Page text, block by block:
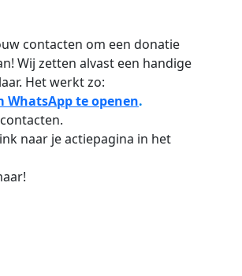
contacten om een donatie
Wij zetten alvast een handige
Het werkt zo:
WhatsApp te openen.
naar je actiepagina in het